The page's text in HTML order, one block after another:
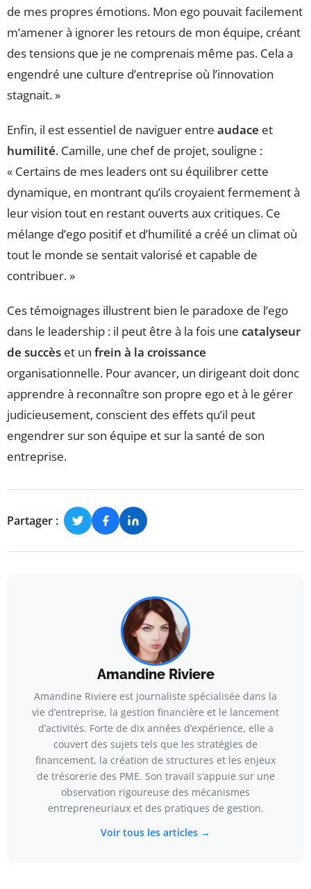
de mes propres émotions. Mon ego pouvait facilement
m’amener à ignorer les retours de mon équipe, créant
des tensions que je ne comprenais même pas. Cela a
engendré une culture d’entreprise où l’innovation
stagnait. »
Enfin, il est essentiel de naviguer entre audace et
humilité. Camille, une chef de projet, souligne :
« Certains de mes leaders ont su équilibrer cette
dynamique, en montrant qu’ils croyaient fermement à
leur vision tout en restant ouverts aux critiques. Ce
mélange d’ego positif et d’humilité a créé un climat où
tout le monde se sentait valorisé et capable de
contribuer. »
Ces témoignages illustrent bien le paradoxe de l’ego
dans le leadership : il peut être à la fois une catalyseur
de succès et un frein à la croissance
organisationnelle. Pour avancer, un dirigeant doit donc
apprendre à reconnaître son propre ego et à le gérer
judicieusement, conscient des effets qu’il peut
engendrer sur son équipe et sur la santé de son
entreprise.
Partager :
Amandine Riviere
Amandine Riviere est journaliste spécialisée dans la
vie d’entreprise, la gestion financière et le lancement
d’activités. Forte de dix années d’expérience, elle a
couvert des sujets tels que les stratégies de
financement, la création de structures et les enjeux
de trésorerie des PME. Son travail s’appuie sur une
observation rigoureuse des mécanismes
entrepreneuriaux et des pratiques de gestion.
Voir tous les articles →